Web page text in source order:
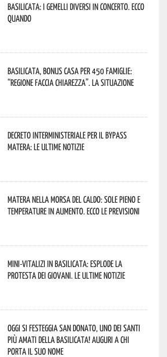
Basilicata: i Gemelli DiVersi in concerto. Ecco
quando
Basilicata, Bonus casa per 450 famiglie:
“Regione faccia chiarezza”. La situazione
Decreto interministeriale per il Bypass
Matera: le ultime notizie
Matera nella morsa del caldo: sole pieno e
temperature in aumento. Ecco le previsioni
Mini-vitalizi in Basilicata: esplode la
protesta dei giovani. Le ultime notizie
Oggi si festeggia San Donato, uno dei Santi
più amati della Basilicata! Auguri a chi
porta il suo nome